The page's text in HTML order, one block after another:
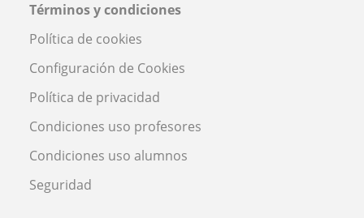
Términos y condiciones
Política de cookies
Configuración de Cookies
Política de privacidad
Condiciones uso profesores
Condiciones uso alumnos
Seguridad